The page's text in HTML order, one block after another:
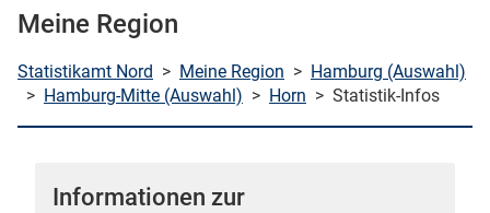
Meine Region
Statistikamt Nord > Meine Region > Hamburg (Auswahl)
> Hamburg-Mitte (Auswahl) > Horn > Statistik-Infos
Informationen zur